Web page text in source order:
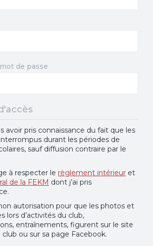
de passe
avoir pris connaissance du fait que les
durant les périodes de
sauf diffusion contraire par le
à respecter le règlement intérieur et
de la FEKM dont j’ai pris
autorisation pour que les photos et
lors d’activités du club,
entraînements, figurent sur le site
ou sur sa page Facebook.